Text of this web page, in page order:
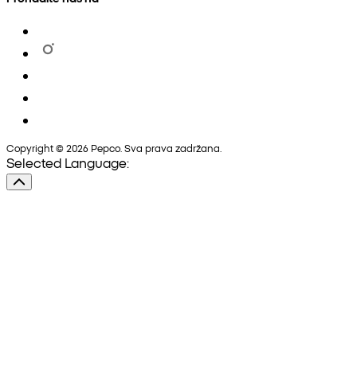
Copyright © 2026 Pepco. Sva prava zadržana.
Selected Language: